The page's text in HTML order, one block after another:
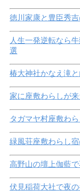
徳川家康と豊臣秀吉
人生一発逆転なら
選
椿大神社かなえ滝
家に座敷わらしが
タガマヤ村座敷わ
緑風荘座敷わらし
高野山の壇上伽藍
伏見稲荷大社で夜